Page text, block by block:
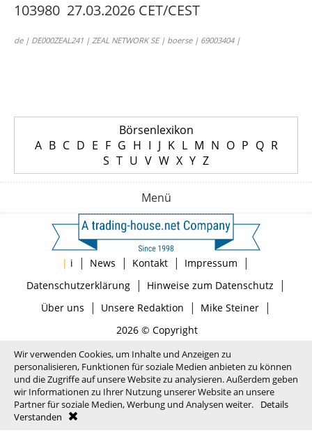
103980 27.03.2026 CET/CEST
de | DE000ZEAL241 | ZEAL NETWORK SE | boerse | 69003404 |
Börsenlexikon
A B C D E F G H I J K L M N O P Q R
S T U V W X Y Z
Menü
| i | News | Kontakt | Impressum |
Datenschutzerklärung| Hinweise zum Datenschutz |
Über uns | Unsere Redaktion | Mike Steiner|
2026 © Copyright
Wir verwenden Cookies, um Inhalte und Anzeigen zu
personalisieren, Funktionen für soziale Medien anbieten zu können
und die Zugriffe auf unsere Website zu analysieren. Außerdem geben
wir Informationen zu Ihrer Nutzung unserer Website an unsere
Partner für soziale Medien, Werbung und Analysen weiter.
Details
Verstanden